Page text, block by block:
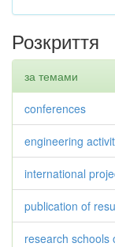
Розкриття
за темами
conferences
engineering
international
publication of
research schools